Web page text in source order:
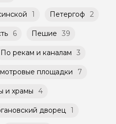
1 Петергоф 2
6 Пешие 39
По рекам и каналам 3
площадки 7
и храмы 4
дворец 1